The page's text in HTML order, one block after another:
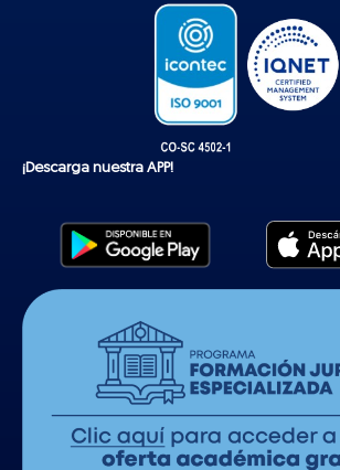
¡Descarga nuestra APP!